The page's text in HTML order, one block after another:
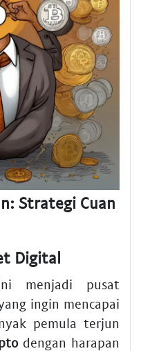
Strategi Cuan
Digital
menjadi pusat
ingin mencapai
pemula terjun
dengan harapan